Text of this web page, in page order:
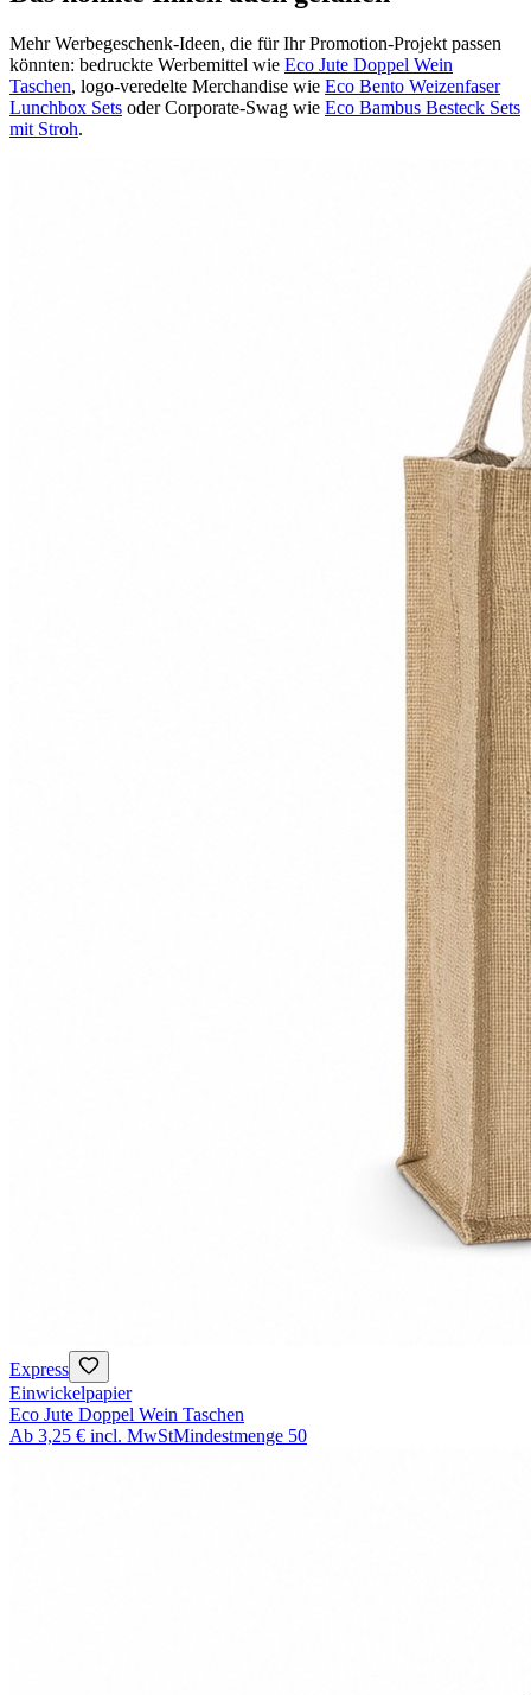
Mehr Werbegeschenk-Ideen, die für Ihr Promotion-Projekt passen
könnten: bedruckte Werbemittel wie Eco Jute Doppel Wein
Taschen, logo-veredelte Merchandise wie Eco Bento Weizenfaser
Lunchbox Sets oder Corporate-Swag wie Eco Bambus Besteck Sets
mit Stroh.
Express
Einwickelpapier
Eco Jute Doppel Wein Taschen
Ab 3,25 € incl. MwStMindestmenge 50